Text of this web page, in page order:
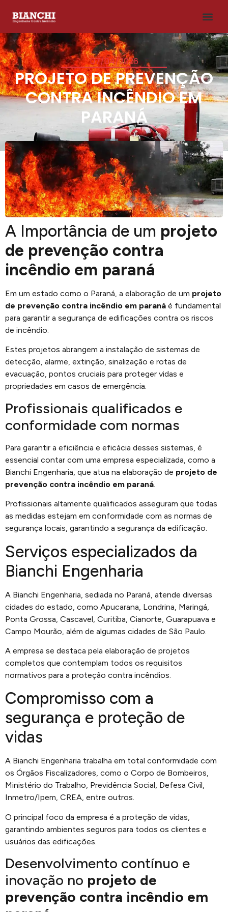
07/04/2026
PROJETO DE PREVENÇÃO
CONTRA INCÊNDIO EM
PARANÁ
A Importância de um projeto
de prevenção contra
incêndio em paraná
Em um estado como o Paraná, a elaboração de um projeto
de prevenção contra incêndio em paraná é fundamental
para garantir a segurança de edificações contra os riscos
de incêndio.
Estes projetos abrangem a instalação de sistemas de
detecção, alarme, extinção, sinalização e rotas de
evacuação, pontos cruciais para proteger vidas e
propriedades em casos de emergência.
Profissionais qualificados e
conformidade com normas
Para garantir a eficiência e eficácia desses sistemas, é
essencial contar com uma empresa especializada, como a
Bianchi Engenharia, que atua na elaboração de projeto de
prevenção contra incêndio em paraná
Profissionais altamente qualificados asseguram que todas
as medidas estejam em conformidade com as normas de
segurança locais, garantindo a segurança da edificação.
Serviços especializados da
Bianchi Engenharia
A Bianchi Engenharia, sediada no Paraná, atende diversas
cidades do estado, como Apucarana, Londrina, Maringá,
Ponta Grossa, Cascavel, Curitiba, Cianorte, Guarapuava e
Campo Mourão, além de algumas cidades de São Paulo.
A empresa se destaca pela elaboração de projetos
completos que contemplam todos os requisitos
normativos para a proteção contra incêndios.
Compromisso com a
segurança e proteção de
vidas
A Bianchi Engenharia trabalha em total conformidade com
os Órgãos Fiscalizadores, como o Corpo de Bombeiros,
Ministério do Trabalho, Previdência Social, Defesa Civil,
Inmetro/Ipem, CREA, entre outros.
O principal foco da empresa é a proteção de vidas,
garantindo ambientes seguros para todos os clientes e
usuários das edificações.
Desenvolvimento contínuo e
inovação no projeto de
prevenção contra incêndio em